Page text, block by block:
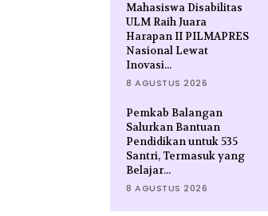
Mahasiswa Disabilitas
ULM Raih Juara
Harapan II PILMAPRES
Nasional Lewat
Inovasi...
8 AGUSTUS 2026
Pemkab Balangan
Salurkan Bantuan
Pendidikan untuk 535
Santri, Termasuk yang
Belajar...
8 AGUSTUS 2026